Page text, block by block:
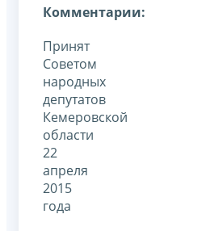
Комментарии:
Принят
Советом
народных
депутатов
Кемеровской
области
22
апреля
2015
года